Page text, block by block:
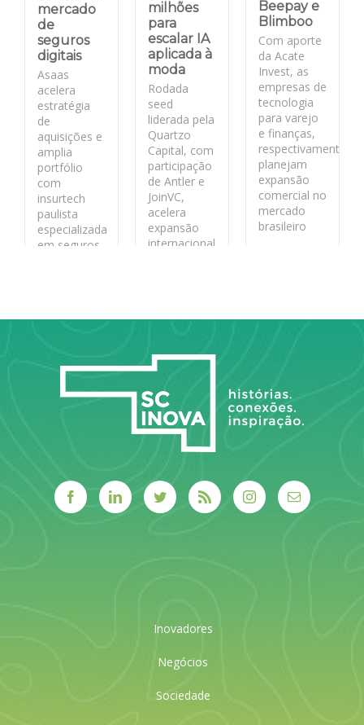
mercado
de
seguros
digitais
Asaas
acelera
estratégia
de
aquisições e
amplia
portfólio
com
insurtech
paulista
especializada
em seguros
milhões
para
escalar IA
aplicada à
moda
Rodada
seed
liderada pela
Quartzo
Capital, com
participação
de Antler e
JoinVC,
acelera
expansão
internacional
Beepay e
Blimboo
Com aporte
da Acate
Invest, as
empresas de
tecnologia
para varejo
e finanças,
respectivamente,
planejam
expansão
comercial no
mercado
brasileiro
Inovadores
Negócios
Sociedade